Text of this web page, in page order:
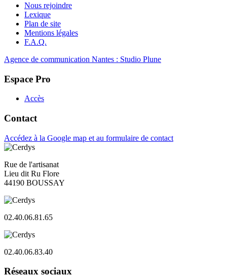
Nous rejoindre
Lexique
Plan de site
Mentions légales
F.A.Q.
Agence de communication Nantes : Studio Plune
Espace Pro
Accès
Contact
Accédez à la Google map et au formulaire de contact
Rue de l'artisanat
Lieu dit Ru Flore
44190 BOUSSAY
02.40.06.81.65
02.40.06.83.40
Réseaux sociaux